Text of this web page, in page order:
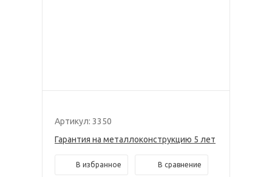
Артикул: 3350
Гарантия на металлоконструкцию 5 лет
В избранное В сравнение